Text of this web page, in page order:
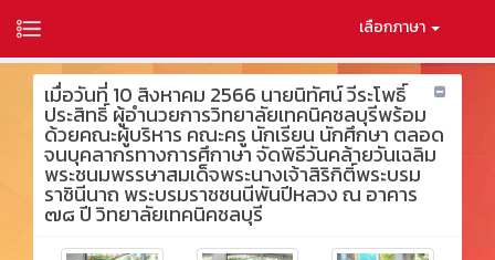
เลือกภาษา
เมื่อวันที่ 10 สิงหาคม 2566 นายนิทัศน์ วีระโพธิ์
ประสิทธิ์ ผู้อำนวยการวิทยาลัยเทคนิคชลบุรีพร้อม
ด้วยคณะผู้บริหาร คณะครู นักเรียน นักศึกษา ตลอด
จนบุคลากรทางการศึกาษา จัดพิธีวันคล้ายวันเฉลิม
พระชนมพรรษาสมเด็จพระนางเจ้าสิริกิติ์พระบรม
ราชินีนาถ พระบรมราชชนนีพันปีหลวง ณ อาคาร
๗๘ ปี วิทยาลัยเทคนิคชลบุรี